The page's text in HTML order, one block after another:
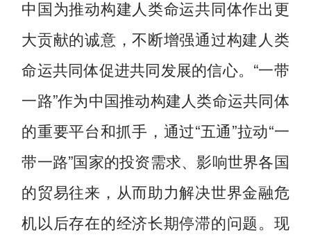
中国为推动构建人类命运共同体作出更
大贡献的诚意，不断增强通过构建人类
命运共同体促进共同发展的信心。“一带
一路”作为中国推动构建人类命运共同体
的重要平台和抓手，通过“五通”拉动“一
带一路”国家的投资需求、影响世界各国
的贸易往来，从而助力解决世界金融危
机以后存在的经济长期停滞的问题。现